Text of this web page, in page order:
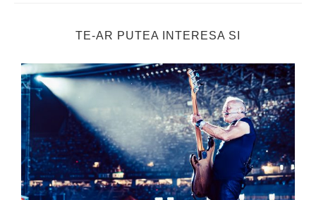
TE-AR PUTEA INTERESA SI